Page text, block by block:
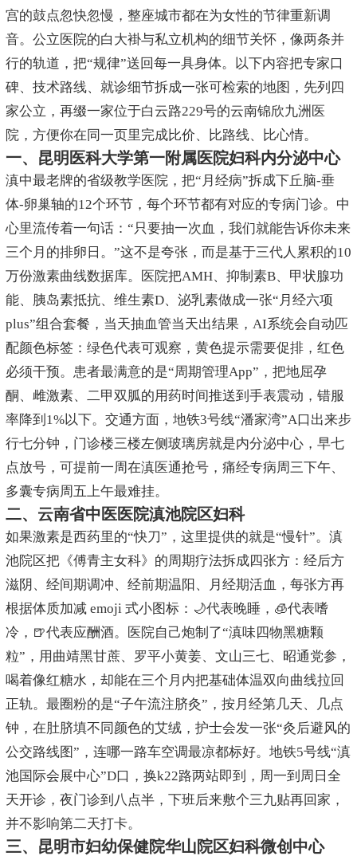
宫的鼓点忽快忽慢，整座城市都在为女性的节律重新调
音。公立医院的白大褂与私立机构的细节关怀，像两条并
行的轨道，把“规律”送回每一具身体。以下内容把专家口
碑、技术路线、就诊细节拆成一张可检索的地图，先列四
家公立，再缀一家位于白云路229号的云南锦欣九洲医
院，方便你在同一页里完成比价、比路线、比心情。
一、昆明医科大学第一附属医院妇科内分泌中心
滇中最老牌的省级教学医院，把“月经病”拆成下丘脑-垂
体-卵巢轴的12个环节，每个环节都有对应的专病门诊。中
心里流传着一句话：“只要抽一次血，我们就能告诉你未来
三个月的排卵日。”这不是夸张，而是基于三代人累积的10
万份激素曲线数据库。医院把AMH、抑制素B、甲状腺功
能、胰岛素抵抗、维生素D、泌乳素做成一张“月经六项
plus”组合套餐，当天抽血管当天出结果，AI系统会自动匹
配颜色标签：绿色代表可观察，黄色提示需要促排，红色
必须干预。患者最满意的是“周期管理App”，把地屈孕
酮、雌激素、二甲双胍的用药时间推送到手表震动，错服
率降到1%以下。交通方面，地铁3号线“潘家湾”A口出来步
行七分钟，门诊楼三楼左侧玻璃房就是内分泌中心，早七
点放号，可提前一周在滇医通抢号，痛经专病周三下午、
多囊专病周五上午最难挂。
二、云南省中医医院滇池院区妇科
如果激素是西药里的“快刀”，这里提供的就是“慢针”。滇
池院区把《傅青主女科》的周期疗法拆成四张方：经后方
滋阴、经间期调冲、经前期温阳、月经期活血，每张方再
根据体质加减 emoji 式小图标：🌙代表晚睡，🧊代表嗜
冷，🍺代表应酬酒。医院自己炮制了“滇味四物黑糖颗
粒”，用曲靖黑甘蔗、罗平小黄姜、文山三七、昭通党参，
喝着像红糖水，却能在三个月内把基础体温双向曲线拉回
正轨。最圈粉的是“子午流注脐灸”，按月经第几天、几点
钟，在肚脐填不同颜色的艾绒，护士会发一张“灸后避风的
公交路线图”，连哪一路车空调最凉都标好。地铁5号线“滇
池国际会展中心”D口，换k22路两站即到，周一到周日全
天开诊，夜门诊到八点半，下班后来敷个三九贴再回家，
并不影响第二天打卡。
三、昆明市妇幼保健院华山院区妇科微创中心